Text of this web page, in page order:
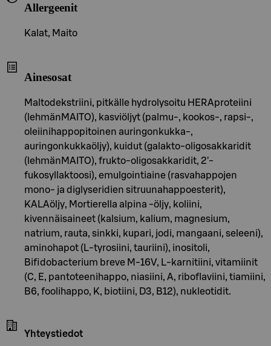
Allergeenit
Kalat, Maito
Ainesosat
Maltodekstriini, pitkälle hydrolysoitu HERAproteiini
(lehmänMAITO), kasviöljyt (palmu-, kookos-, rapsi-,
oleiinihappopitoinen auringonkukka-,
auringonkukkaöljy), kuidut (galakto-oligosakkaridit
(lehmänMAITO), frukto-oligosakkaridit, 2'-
fukosyllaktoosi), emulgointiaine (rasvahappojen
mono- ja diglyseridien sitruunahappoesterit),
KALAöljy, Mortierella alpina -öljy, koliini,
kivennäisaineet (kalsium, kalium, magnesium,
natrium, rauta, sinkki, kupari, jodi, mangaani, seleeni),
aminohapot (L-tyrosiini, tauriini), inositoli,
Bifidobacterium breve M-16V, L-karnitiini, vitamiinit
(C, E, pantoteenihappo, niasiini, A, riboflaviini, tiamiini,
B6, foolihappo, K, biotiini, D3, B12), nukleotidit.
Yhteystiedot